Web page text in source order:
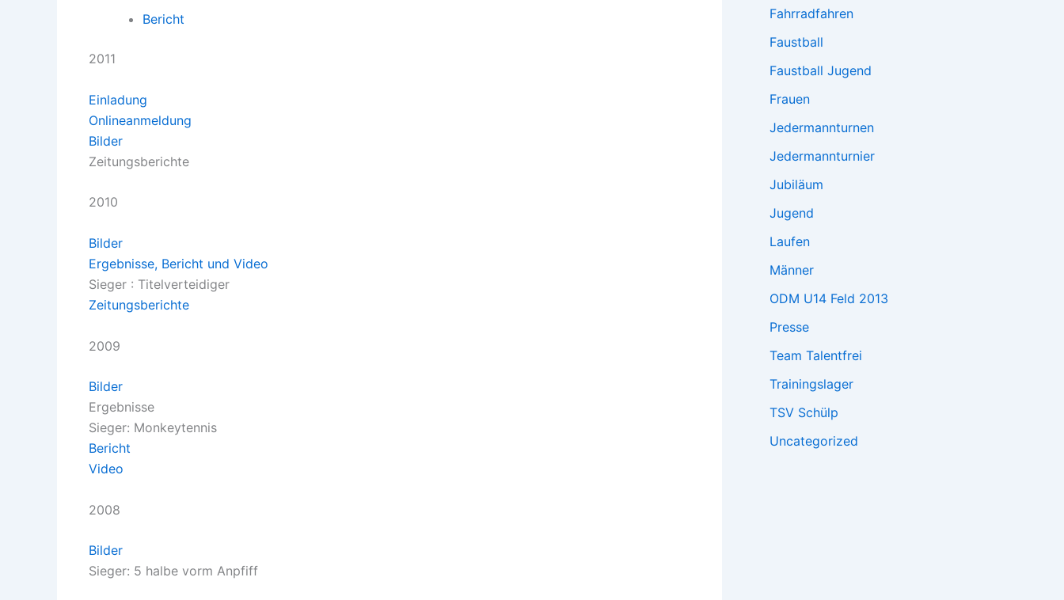
Bericht
2011
Einladung
Onlineanmeldung
Bilder
Zeitungsberichte
2010
Bilder
Ergebnisse, Bericht und Video
Sieger : Titelverteidiger
Zeitungsberichte
2009
Bilder
Ergebnisse
Sieger: Monkeytennis
Bericht
Video
2008
Bilder
Sieger: 5 halbe vorm Anpfiff
Fahrradfahren
Faustball
Faustball Jugend
Frauen
Jedermannturnen
Jedermannturnier
Jubiläum
Jugend
Laufen
Männer
ODM U14 Feld 2013
Presse
Team Talentfrei
Trainingslager
TSV Schülp
Uncategorized